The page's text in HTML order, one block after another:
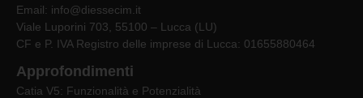
Email: info@diessecim.it
Viale Luporini 703, 55100 – Lucca (LU)
CF e P. IVA Registro delle imprese di Lucca: 01655880464
Approfondimenti
Catia V5: Funzionalità e Potenzialità